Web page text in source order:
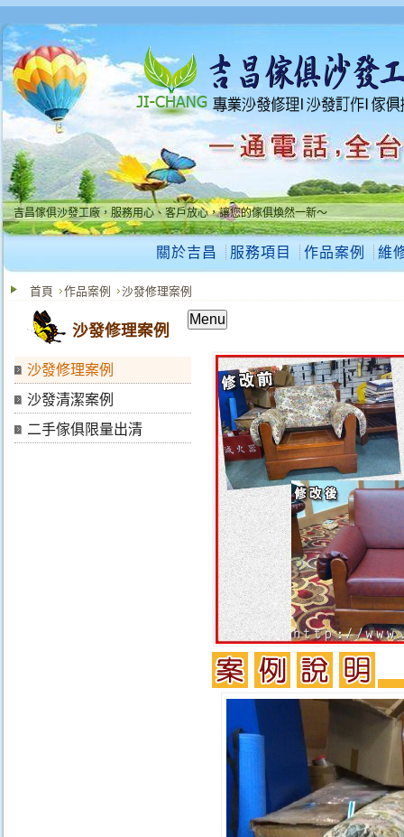
吉昌傢俱沙發工廠，服務用心、客戶放心，讓您的傢俱煥然一新～
吉昌傢俱沙發工廠，服務用心、客戶放心，讓您的傢俱煥然一新～
關於吉昌 服務項目 作品案例 維
首頁 作品案例 沙發修理案例
沙發修理案例
Menu
沙發修理案例
沙發清潔案例
二手傢俱限量出清